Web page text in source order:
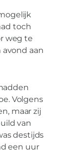
toch
weg te
avond aan
Volgens
maar zij
van
destijds
een uur